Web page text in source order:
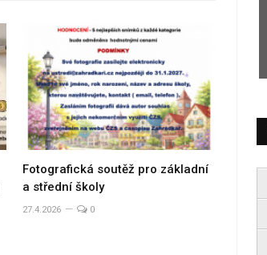
Fotografická soutěž pro základní
a střední školy
27.4.2026 0